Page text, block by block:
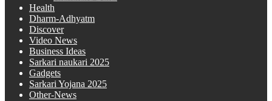
Health
Dharm-Adhyatm
Discover
Video News
Business Ideas
Sarkari naukari 2025
Gadgets
Sarkari Yojana 2025
Other-News